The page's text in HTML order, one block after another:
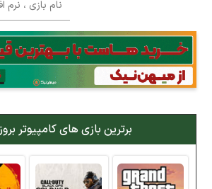
کتاب
جهت دریافت آخرین اخبار و اطلاعات ما را در
بله دنبال کنید (ورود)
بازی
،
نرم
افزار
،
موسیقی
...
برترین بازی های کامپیوتر